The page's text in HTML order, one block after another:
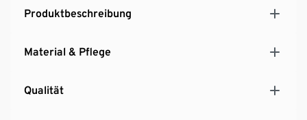
Produktbeschreibung
Material & Pflege
Qualität